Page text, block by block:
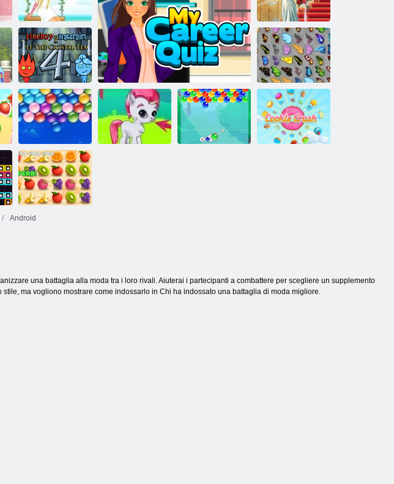
Giardino
principessa
Lily Wedding
Fireboy and
Watergirl 4:
Tempio di
Cristallo
Farfalla Kyodai
Bolle senza fine
Android
una battaglia alla moda tra i loro rivali. Aiuterai i partecipanti a combattere per scegliere un supplemento
ma vogliono mostrare come indossarlo in Chi ha indossato una battaglia di moda migliore.